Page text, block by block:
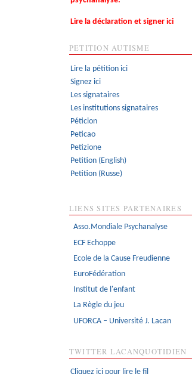
Lire la déclaration et signer ici
PETITION AUTISME
Lire la pétition ici
Signez ici
Les signataires
Les institutions signataires
Péticion
Peticao
Petizione
Petition (English)
Petition (Russe)
LIENS SITES PARTENAIRES
Asso.Mondiale Psychanalyse
ECF Echoppe
Ecole de la Cause Freudienne
EuroFédération
Institut de l'enfant
La Règle du jeu
UFORCA – Université J. Lacan
TWITTER LACANQUOTIDIEN
Cliquez ici pour lire le fil